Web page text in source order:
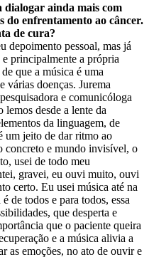
dialogar ainda mais com
do enfrentamento ao câncer.
de cura?
depoimento pessoal, mas já
principalmente a própria
que a música é uma
várias doenças. Jurema
e comunicóloga
lemos desde a lente da
da linguagem, de
um jeito de dar ritmo ao
concreto e mundo invisível, o
usei de todo meu
gravei, eu ouvi muito, ouvi
certo. Eu usei música até na
de todos e para todos, essa
que desperta e
que o paciente queira
e a música alivia a
as emoções, no ato de ouvir e